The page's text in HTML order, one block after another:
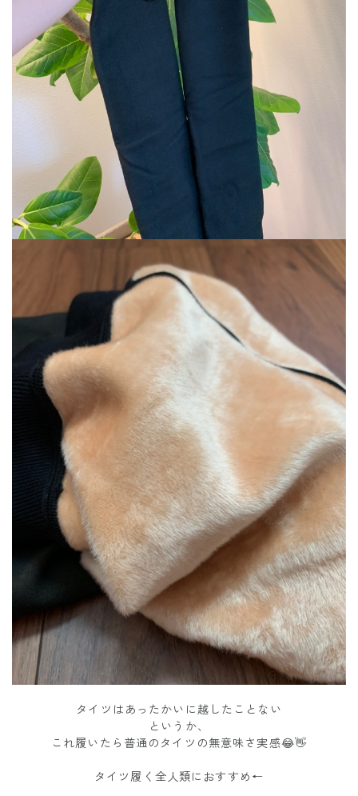
タイツはあったかいに越したことない
というか、
これ履いたら普通のタイツの無意味さ実感😂👋
タイツ履く全人類におすすめ←